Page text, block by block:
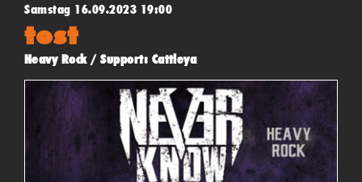
Einlass ab 19 Uhr - Beginn 20 Uhr - (*"Pay what you want"
- Konzert)
Samstag 16.09.2023 19:00
test
Heavy Rock / Support: Cattleya